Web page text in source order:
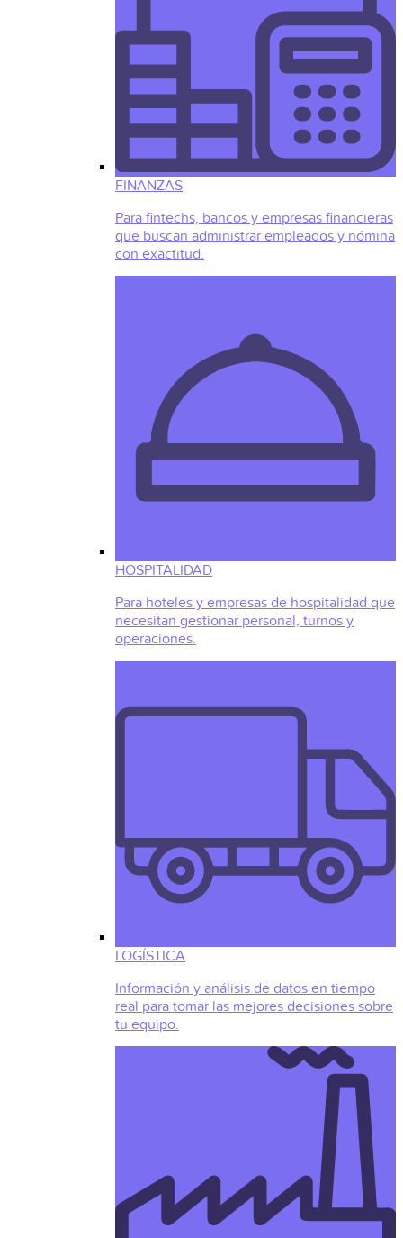
FINANZAS
Para fintechs, bancos y empresas financieras
que buscan administrar empleados y nómina
con exactitud.
HOSPITALIDAD
Para hoteles y empresas de hospitalidad que
necesitan gestionar personal, turnos y
operaciones.
LOGÍSTICA
Información y análisis de datos en tiempo
real para tomar las mejores decisiones sobre
tu equipo.